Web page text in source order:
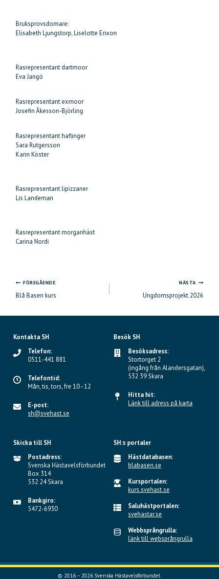
Bruksprovsdomare:
Elisabeth Ljungstorp, Liselotte Erixon
Rasrepresentant dartmoor
Eva Jangö
Rasrepresentant exmoor
Josefin Åkesson-Björling
Rasrepresentant haflinger
Sara Rutgersson
Karin Köster
Rasrepresentant lipizzaner
Lis Landeman
Rasrepresentant morganhäst
Carina Nordi
Inläggsnavigering
FÖREGÅENDE
Blå Basen kurs
NÄSTA
Ungdomsprojekt 2026
Kontakta SH
Telefon:
0511-441 881
Telefontid:
Mån, tis, tors, fre 10–12
E-post:
sh@svehast.se
Besök SH
Besöksadress:
Stortorget 2
(ingång från Alandersgatan),
532 39 Skara
Hitta hit:
Länk till adress på karta
Skicka till SH
Postadress:
Svenska Hästavelsförbundet
Box 314
532 24 Skara
Bankgiro:
5472-6930
SH:s portaler
Hästdatabasen:
blabasen.se
Kursportalen:
kurs.svehast.se
Saluhästportalen:
svehastar.se
Webbsprångrulla:
länk till websprångrulla
© 2016 – 2026 Svenska Hästavelsförbundet.